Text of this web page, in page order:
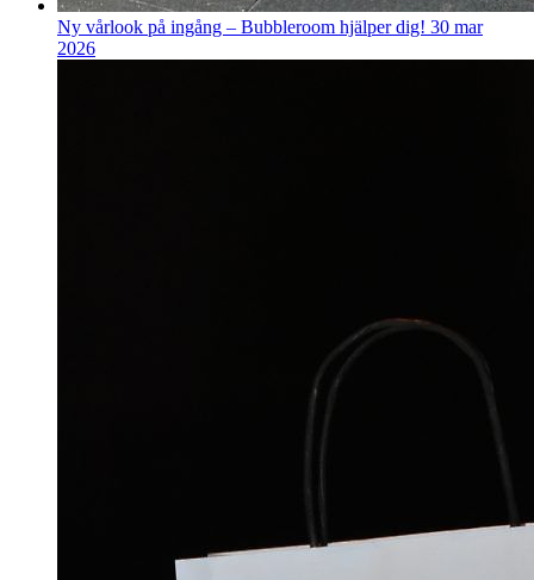
Ny vårlook på ingång – Bubbleroom hjälper dig! 30 mar
2026